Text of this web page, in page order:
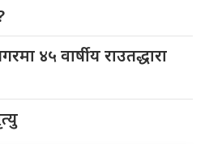
४५ वार्षीय राउतद्धारा